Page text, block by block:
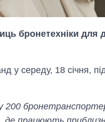
бронетехніки для
у середу, 18 січня,